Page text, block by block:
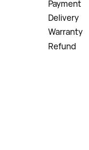
Payment
Delivery
Warranty
Refund